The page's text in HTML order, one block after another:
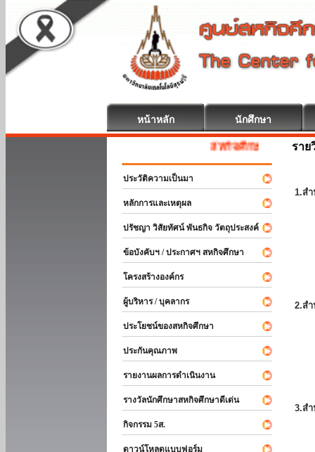
หน้าหลัก นักศึกษา
สหกิจศึกษา ยินดีต้อนรับ
ประวัติความเป็นมา
หลักการและเหตุผล
ปรัชญา วิสัยทัศน์ พันธกิจ วัตถุประสงค์
ข้อบังคับฯ / ประกาศฯ สหกิจศึกษา
โครงสร้างองค์กร
ผู้บริหาร / บุคลากร
ประโยชน์ของสหกิจศึกษา
ประกันคุณภาพ
รายงานผลการดำเนินงาน
รางวัลนักศึกษาสหกิจศึกษาดีเด่น
กิจกรรม 5ส.
ดาวน์โหลดแบบฟอร์ม
ราย
1.ส
2.ส
3.ส